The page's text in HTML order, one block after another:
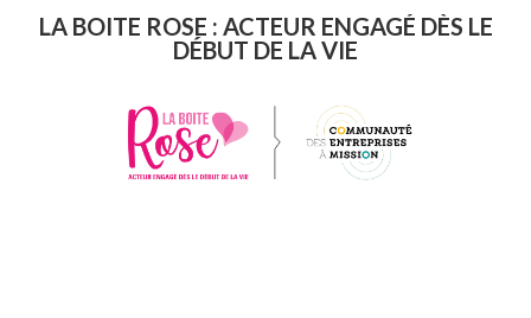
LA BOITE ROSE : ACTEUR ENGAGÉ DÈS LE
DÉBUT DE LA VIE